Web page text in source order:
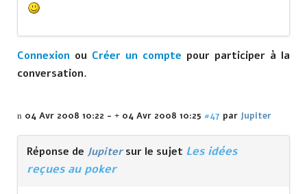
Connexion ou Créer un compte pour participer à la
conversation.
04 Avr 2008 10:22 - 04 Avr 2008 10:25 #47 par Jupiter
Réponse de Jupitersur le sujet Les idées
reçues au poker